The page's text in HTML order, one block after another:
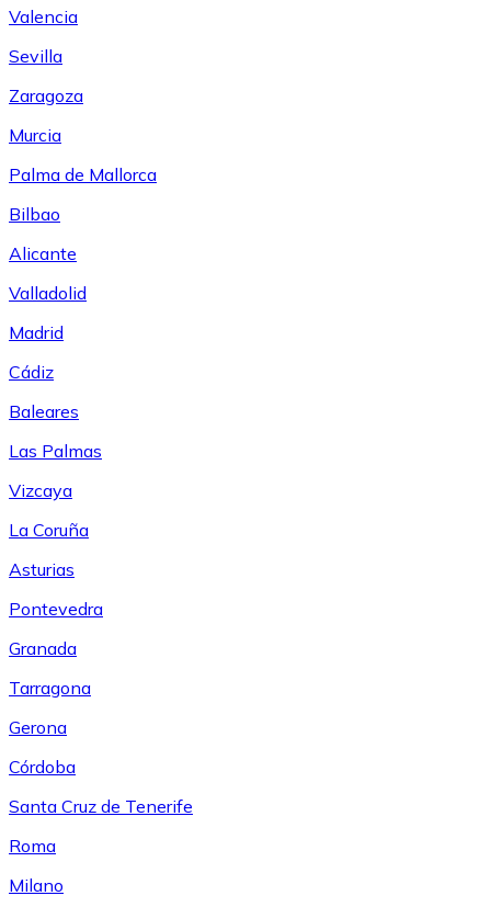
Valencia
Sevilla
Zaragoza
Murcia
Palma de Mallorca
Bilbao
Alicante
Valladolid
Madrid
Cádiz
Baleares
Las Palmas
Vizcaya
La Coruña
Asturias
Pontevedra
Granada
Tarragona
Gerona
Córdoba
Santa Cruz de Tenerife
Roma
Milano